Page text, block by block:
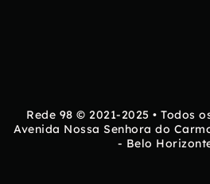
Rede 98 © 2021-2025 • Todos
Avenida Nossa Senhora do
- Belo